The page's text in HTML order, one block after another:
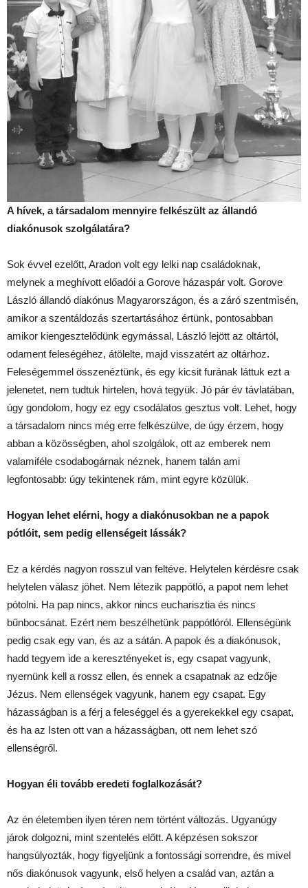
A hívek, a társadalom mennyire felkészült az állandó
diakónusok szolgálatára?
Sok évvel ezelőtt, Aradon volt egy lelki nap családoknak,
melynek a meghívott előadói a Gorove házaspár volt. Gorove
László állandó diakónus Magyarországon, és a záró szentmisén,
amikor a szentáldozás szertartásához értünk, pontosabban
amikor kiengesztelődünk egymással, László lejött az oltártól,
odament feleségéhez, átölelte, majd visszatért az oltárhoz.
Feleségemmel összenéztünk, és egy kicsit furának láttuk ezt a
jelenetet, nem tudtuk hirtelen, hová tegyük. Jó pár év távlatában,
úgy gondolom, hogy ez egy csodálatos gesztus volt. Lehet, hogy
a társadalom nincs még erre felkészülve, de úgy érzem, hogy
abban a közösségben, ahol szolgálok, ott az emberek nem
valamiféle csodabogárnak néznek, hanem talán ami
legfontosabb: úgy tekintenek rám, mint egyre közülük.
Hogyan lehet elérni, hogy a diakónusokban ne a papok
pótlóit, sem pedig ellenségeit lássák?
Ez a kérdés nagyon rosszul van feltéve. Helytelen kérdésre csak
helytelen válasz jöhet. Nem létezik pappótló, a papot nem lehet
pótolni. Ha pap nincs, akkor nincs eucharisztia és nincs
bűnbocsánat. Ezért nem beszélhetünk pappótlóról. Ellenségünk
pedig csak egy van, és az a sátán. A papok és a diakónusok,
hadd tegyem ide a keresztényeket is, egy csapat vagyunk,
nyernünk kell a rossz ellen, és ennek a csapatnak az edzője
Jézus. Nem ellenségek vagyunk, hanem egy csapat. Egy
házasságban is a férj a feleséggel és a gyerekekkel egy csapat,
és ha az Isten ott van a házasságban, ott nem lehet szó
ellenségről.
Hogyan éli tovább eredeti foglalkozását?
Az én életemben ilyen téren nem történt változás. Ugyanúgy
járok dolgozni, mint szentelés előtt. A képzésen sokszor
hangsúlyozták, hogy figyeljünk a fontossági sorrendre, és mivel
nős diakónusok vagyunk, első helyen a család van, aztán a